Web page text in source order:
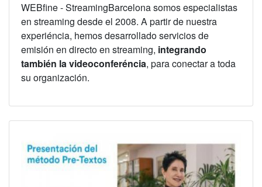
WEBfine - StreamingBarcelona somos especialistas
en streaming desde el 2008. A partir de nuestra
experiéncia, hemos desarrollado servicios de
emisión en directo en streaming, integrando
también la videoconferéncia, para conectar a toda
su organización.